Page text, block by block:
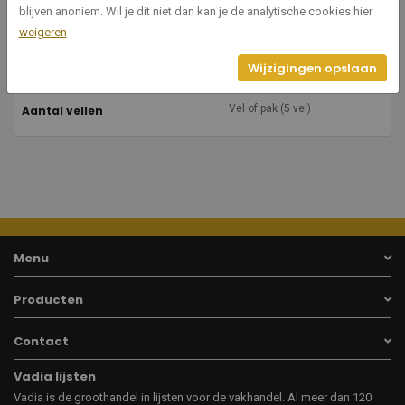
Breedte 813
1016
Aantal vellen Vel of pak (5 vel)
Menu
Producten
Contact
Vadia lijsten
Vadia is de groothandel in lijsten voor de vakhandel. Al meer dan 120
blijven anoniem. Wil je dit niet dan kan je de analytische cookies hier
weigeren
Wijzigingen opslaan